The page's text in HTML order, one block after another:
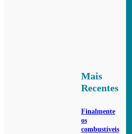
Mais
Recentes
Finalmente
os
combustíveis